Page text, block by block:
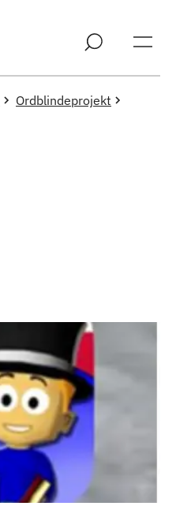
Ordblindeprojekt